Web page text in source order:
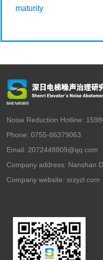
maturity
Noise Reduction Hotline:
Phone: 0755-86379063
Email: 2072448809@qq.com
Company address: Nanshan
Company website:srzyzl.com